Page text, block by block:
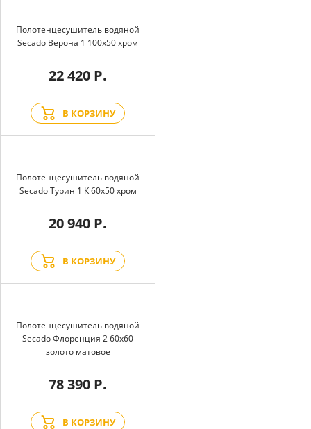
Полотенцесушитель водяной
Secado Верона 1 100x50 хром
22 420 Р.
В КОРЗИНУ
Полотенцесушитель водяной
Secado Турин 1 К 60x50 хром
20 940 Р.
В КОРЗИНУ
Полотенцесушитель водяной
Secado Флоренция 2 60x60
золото матовое
78 390 Р.
В КОРЗИНУ